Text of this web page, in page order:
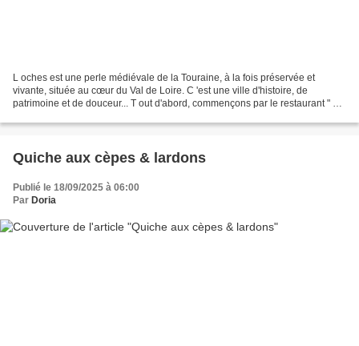
L oches est une perle médiévale de la Touraine, à la fois préservée et
vivante, située au cœur du Val de Loire. C 'est une ville d'histoire, de
patrimoine et de douceur... T out d'abord, commençons par le restaurant " Le
Quiche aux cèpes & lardons
Publié le 18/09/2025 à 06:00
Par Doria